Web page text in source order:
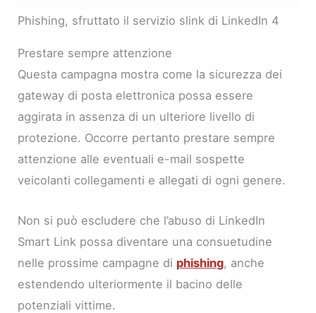
Phishing, sfruttato il servizio slink di LinkedIn 4
Prestare sempre attenzione
Questa campagna mostra come la sicurezza dei
gateway di posta elettronica possa essere
aggirata in assenza di un ulteriore livello di
protezione. Occorre pertanto prestare sempre
attenzione alle eventuali e-mail sospette
veicolanti collegamenti e allegati di ogni genere.
Non si può escludere che l’abuso di LinkedIn
Smart Link possa diventare una consuetudine
nelle prossime campagne di phishing, anche
estendendo ulteriormente il bacino delle
potenziali vittime.